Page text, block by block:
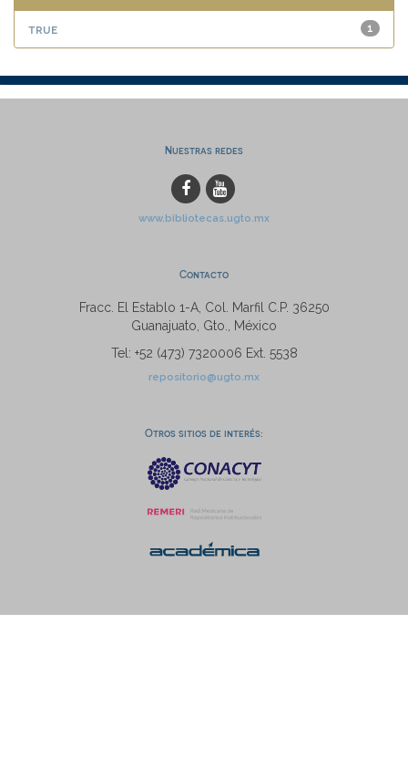
1
true
Nuestras redes
www.bibliotecas.ugto.mx
Contacto
Fracc. El Establo 1-A, Col. Marfil C.P. 36250
Guanajuato, Gto., México
Tel: +52 (473) 7320006 Ext. 5538
repositorio@ugto.mx
Otros sitios de interés: